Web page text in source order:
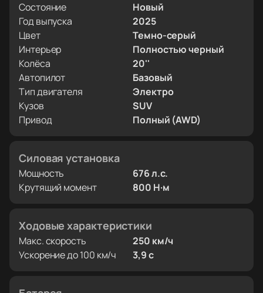
Состояние
Новый
Год выпуска
2025
Цвет
Темно-серый
Интерьер
Полностью черный
Колёса
20''
Автопилот
Базовый
Тип двигателя
Электро
Кузов
SUV
Привод
Полный (AWD)
Силовая установка
Мощность
676 л.с.
Крутящий момент
800 Н·м
Ходовые характеристики
Макс. скорость
250 км/ч
Ускорение до 100 км/ч
3,9 с